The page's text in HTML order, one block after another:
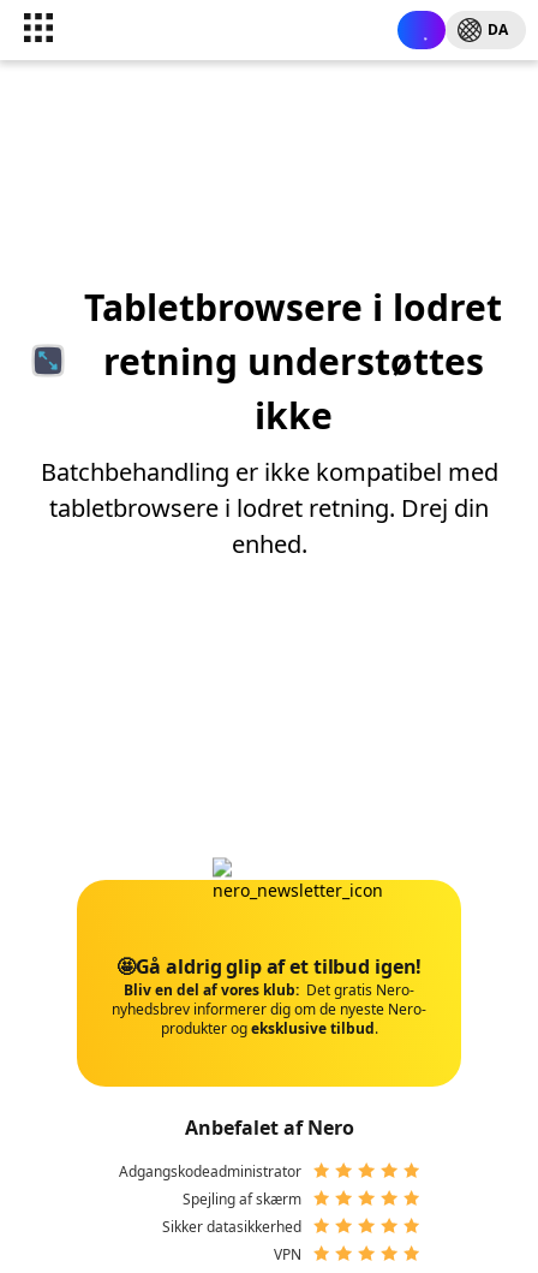
DA
Tabletbrowsere i lodret
retning understøttes
ikke
Batchbehandling er ikke kompatibel med
tabletbrowsere i lodret retning. Drej din
enhed.
🤩Gå aldrig glip af et tilbud igen!
Bliv en del af vores klub: Det gratis Nero-
nyhedsbrev informerer dig om de nyeste Nero-
produkter ogeksklusive tilbud.
Anbefalet af Nero
Adgangskodeadministrator
Spejling af skærm
Sikker datasikkerhed
VPN